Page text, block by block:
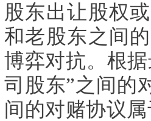
股东出让股权
和老股东之间
博弈对抗。根
司股东”之间的
间的对赌协议